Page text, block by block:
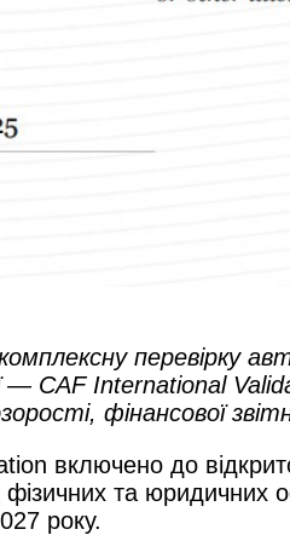
перевірку
— CAF International
фінансової
включено до
фізичних та
року.